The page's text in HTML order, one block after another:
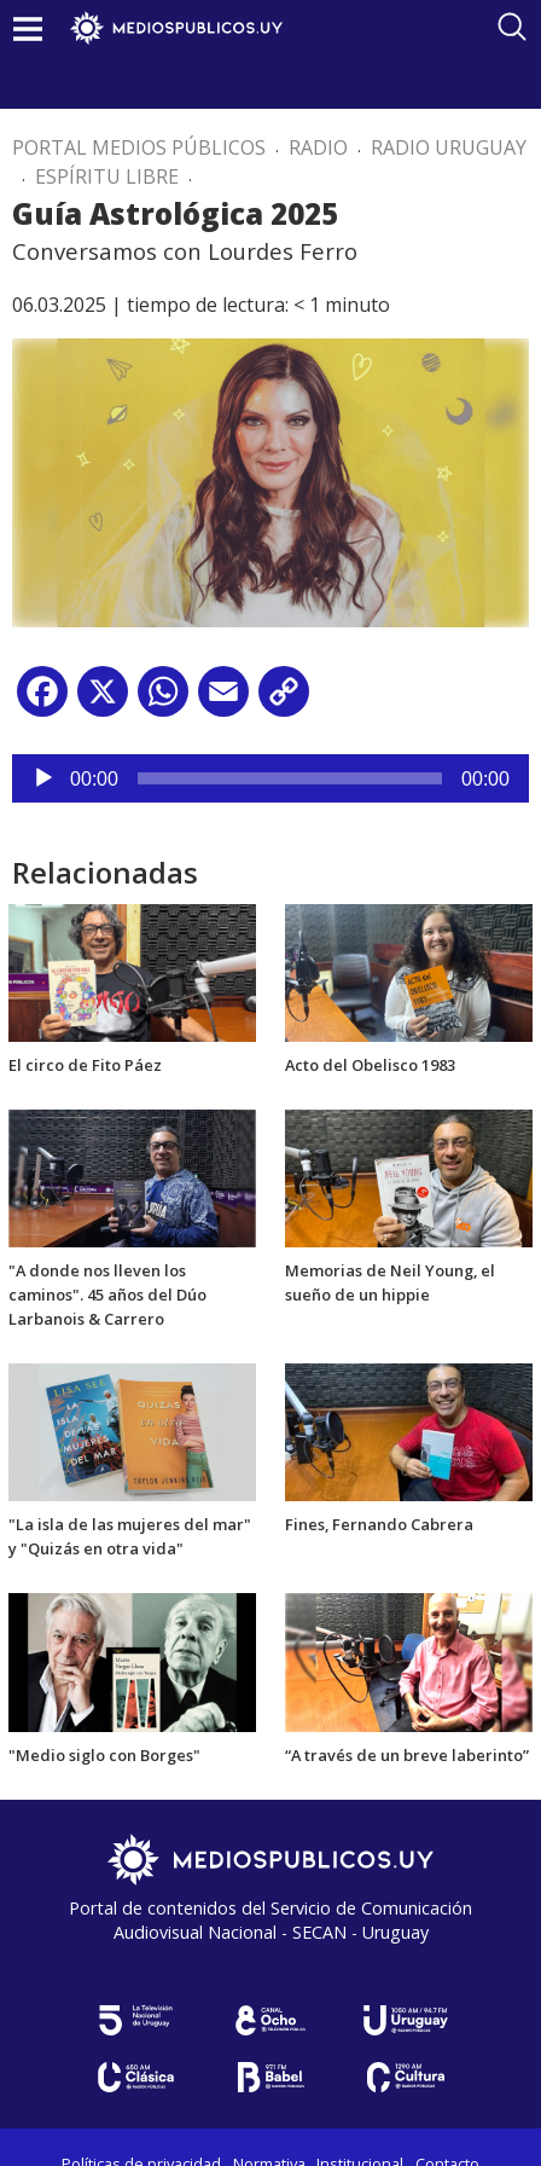
PORTAL MEDIOS PÚBLICOS . RADIO . RADIO URUGUAY
. ESPÍRITU LIBRE .
Guía Astrológica 2025
Conversamos con Lourdes Ferro
06.03.2025 | tiempo de lectura: < 1 minuto
Facebook
X WhatsApp
Email
Reproductor
audio
00:00 00:00
Relacionadas
El circo de Fito Páez Acto del Obelisco 1983
"A donde nos lleven los
caminos". 45 años del Dúo
Larbanois & Carrero
Memorias de Neil Young, el
sueño de un hippie
"La isla de las mujeres del mar"
y "Quizás en otra vida"
Fines, Fernando Cabrera
"Medio siglo con Borges" “A través de un breve laberinto”
Portal de contenidos del Servicio de Comunicación
Audiovisual Nacional - SECAN - Uruguay